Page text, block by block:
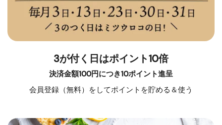
3が付く日はポイント10倍
決済金額100円につき10ポイント進呈
会員登録（無料）をしてポイントを貯める＆使う